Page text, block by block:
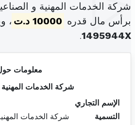
شركة الخدمات المهنية و
برأس مال قدره 10000 د.ت ،
1495944X
.
معلومات
شركة الخدمات المهنية
الإسم التجاري
التسمية
شركة الخدمات